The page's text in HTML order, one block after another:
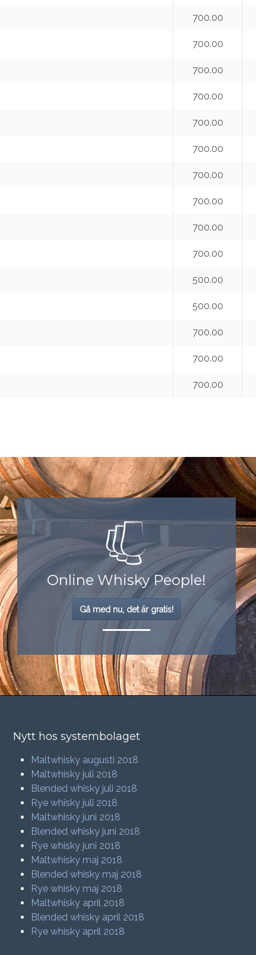
700.00
700.00
700.00
700.00
700.00
700.00
700.00
700.00
700.00
700.00
500.00
500.00
700.00
700.00
700.00
Online Whisky People!
Gå med nu, det är gratis!
Nytt hos systembolaget
Maltwhisky augusti 2018
Maltwhisky juli 2018
Blended whisky juli 2018
Rye whisky juli 2018
Maltwhisky juni 2018
Blended whisky juni 2018
Rye whisky juni 2018
Maltwhisky maj 2018
Blended whisky maj 2018
Rye whisky maj 2018
Maltwhisky april 2018
Blended whisky april 2018
Rye whisky april 2018